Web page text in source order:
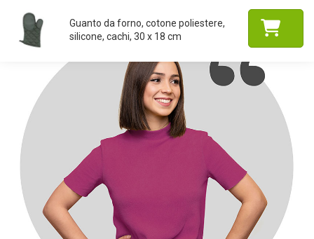
Guanto da forno, cotone poliestere,
silicone, cachi, 30 x 18 cm